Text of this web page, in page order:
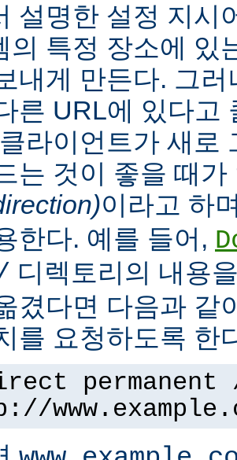
설명한 설정 지시
의 특정 장소에 있
내게 만든다. 그
른 URL에 있다고
라이언트가 새로
는 것이 좋을 때
이라고 하
한다. 예를 들어,
디렉토리의 내용
겼다면 다음과 같
를 요청하도록 한